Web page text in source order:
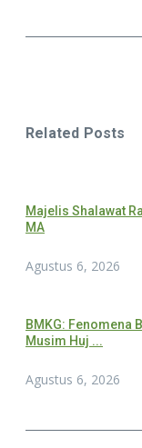
Related Posts
Majelis Shalawat
MA
Agustus 6, 2026
BMKG: Fenomena
Musim Huj ...
Agustus 6, 2026